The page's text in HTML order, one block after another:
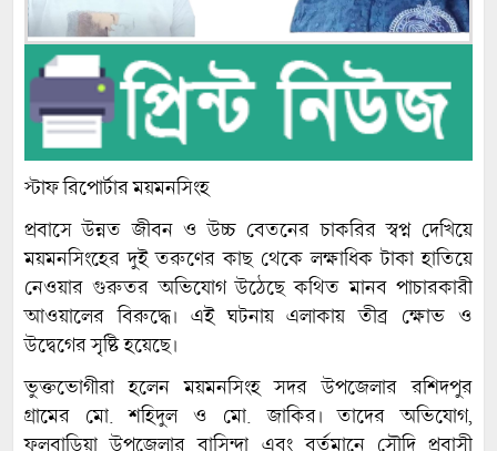
স্টাফ রিপোর্টার ময়মনসিংহ
প্রবাসে উন্নত জীবন ও উচ্চ বেতনের চাকরির স্বপ্ন দেখিয়ে
ময়মনসিংহের দুই তরুণের কাছ থেকে লক্ষাধিক টাকা হাতিয়ে
নেওয়ার গুরুতর অভিযোগ উঠেছে কথিত মানব পাচারকারী
আওয়ালের বিরুদ্ধে। এই ঘটনায় এলাকায় তীব্র ক্ষোভ ও
উদ্বেগের সৃষ্টি হয়েছে।
ভুক্তভোগীরা হলেন ময়মনসিংহ সদর উপজেলার রশিদপুর
গ্রামের মো. শহিদুল ও মো. জাকির। তাদের অভিযোগ,